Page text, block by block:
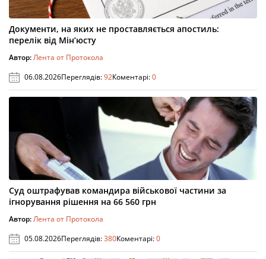
Документи, на яких не проставляється апостиль:
перелік від Мін’юсту
Автор:Лента от Протокола
06.08.2026Переглядів:92Коментарі:0
Суд оштрафував командира військової частини за
ігнорування рішення на 66 560 грн
Автор:Лента от Протокола
05.08.2026Переглядів:380Коментарі:0